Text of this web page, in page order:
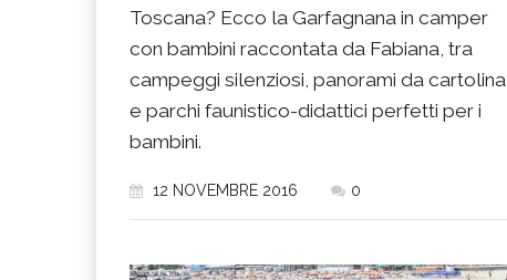
Toscana? Ecco la Garfagnana in camper
con bambini raccontata da Fabiana, tra
campeggi silenziosi, panorami da cartolina
e parchi faunistico-didattici perfetti per i
bambini.
12 NOVEMBRE 2016 0